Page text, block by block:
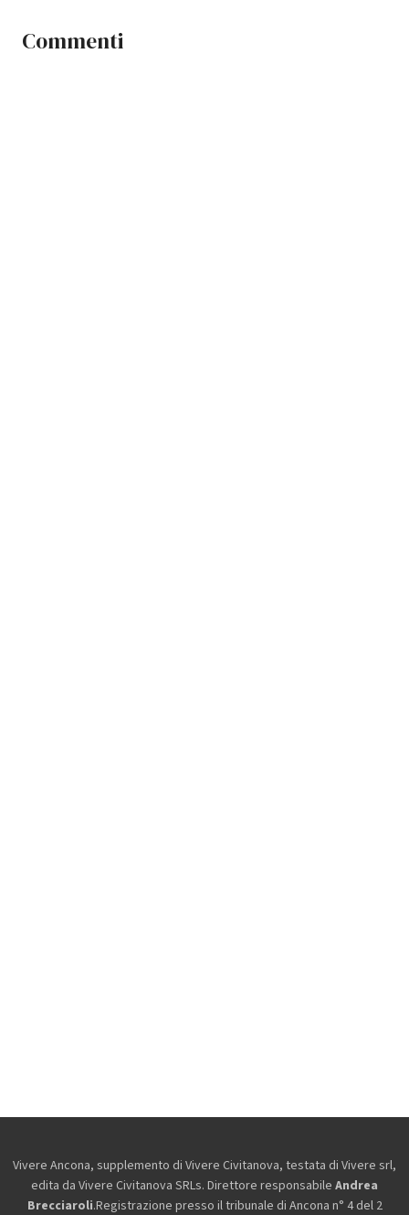
Commenti
Vivere Ancona, supplemento di Vivere Civitanova, testata di Vivere srl,
edita da Vivere Civitanova SRLs. Direttore responsabile Andrea
Brecciaroli.Registrazione presso il tribunale di Ancona n° 4 del 2